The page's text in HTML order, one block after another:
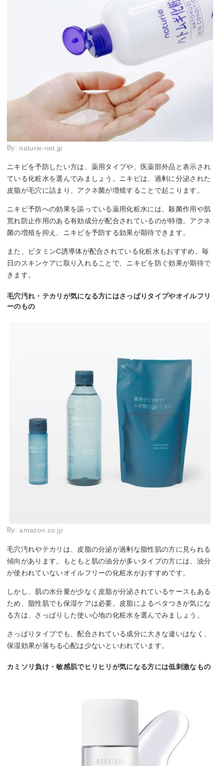
By: naturie-net.jp
ニキビを予防したい方は、薬用タイプや、医薬部外品と表示され
ている化粧水を選んでみましょう。ニキビは、過剰に分泌された
皮脂が毛穴に詰まり、アクネ菌が増殖することで起こります。
ニキビ予防への効果を謳っている薬用化粧水には、殺菌作用や肌
荒れ防止作用のある有効成分が配合されているのが特徴。アクネ
菌の増殖を抑え、ニキビを予防する効果が期待できます。
また、ビタミンC誘導体が配合されている化粧水もおすすめ。毎
日のスキンケアに取り入れることで、ニキビを防ぐ効果が期待で
きます。
毛穴汚れ・テカリが気になる方にはさっぱりタイプやオイルフリ
ーのもの
By:amazon.co.jp
毛穴汚れやテカリは、皮脂の分泌が過剰な脂性肌の方に見られる
傾向があります。もともと肌の油分が多いタイプの方には、油分
が使われていないオイルフリーの化粧水がおすすめです。
しかし、肌の水分量が少なく皮脂が分泌されているケースもある
ため、脂性肌でも保湿ケアは必要。皮脂によるベタつきが気にな
る方は、さっぱりした使い心地の化粧水を選んでみましょう。
さっぱりタイプでも、配合されている成分に大きな違いはなく、
保湿効果が落ちる心配は少ないといわれています。
カミソリ負け・敏感肌でヒリヒリが気になる方には低刺激なもの